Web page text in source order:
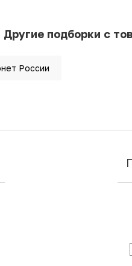
Другие подборки с
России